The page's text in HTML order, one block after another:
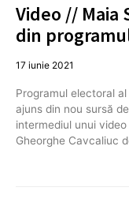
Video // Maia
din
17 iunie 2021
Programul electoral
ajuns din nou sursă
intermediul unui
Gheorghe Cavcaliuc